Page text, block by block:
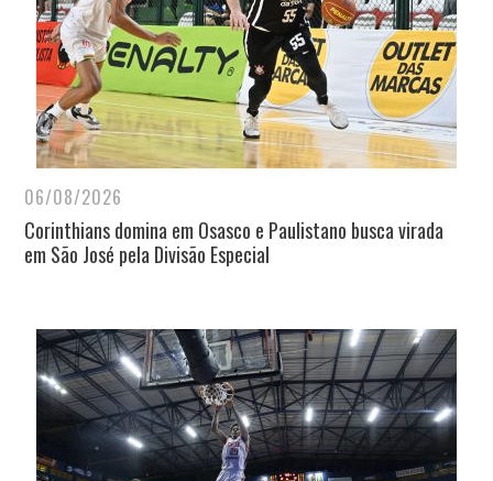
06/08/2026
Corinthians domina em Osasco e Paulistano busca virada
em São José pela Divisão Especial